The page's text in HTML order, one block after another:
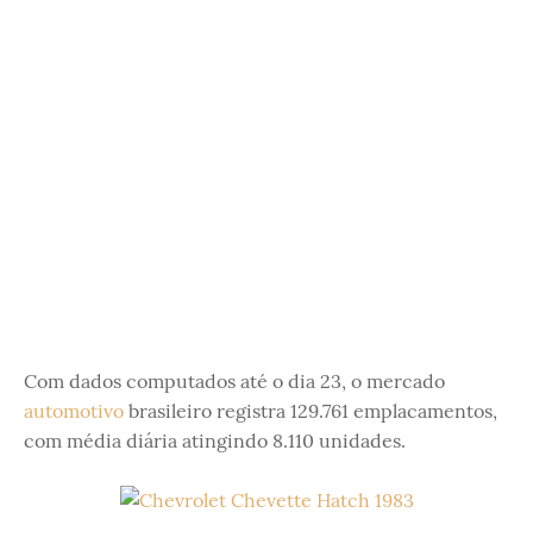
Com dados computados até o dia 23, o mercado
automotivo brasileiro registra 129.761 emplacamentos,
com média diária atingindo 8.110 unidades.